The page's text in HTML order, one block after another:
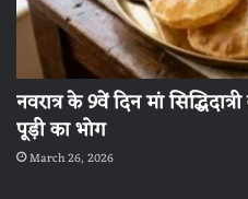
नवरात्र के 9वें दिन मां
पूड़ी का भोग
March 26, 2026